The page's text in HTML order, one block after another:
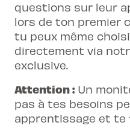
questions sur leur
lors de ton premier
tu peux même
directement via
exclusive.
Attention : Un
pas à tes besoins
apprentissage et te